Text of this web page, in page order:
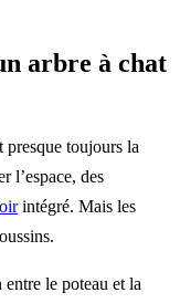
arbre à chat
presque toujours la
l’espace, des
intégré. Mais les
le poteau et la